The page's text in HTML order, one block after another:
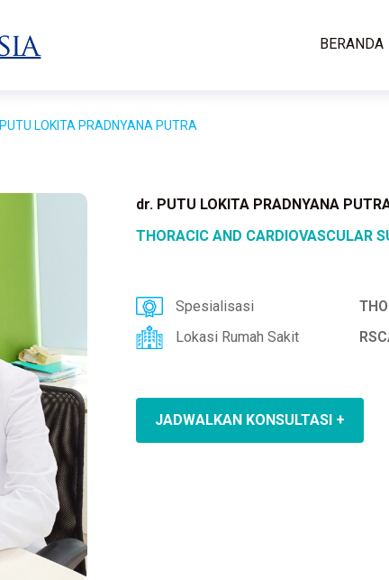
BERANDA
PUTU LOKITA PRADNYANA PUTRA
dr. PUTU LOKITA PRADNYANA
THORACIC AND CARDIOVASCULAR
Spesialisasi
Lokasi Rumah Sakit
JADWALKAN KONSULTASI +